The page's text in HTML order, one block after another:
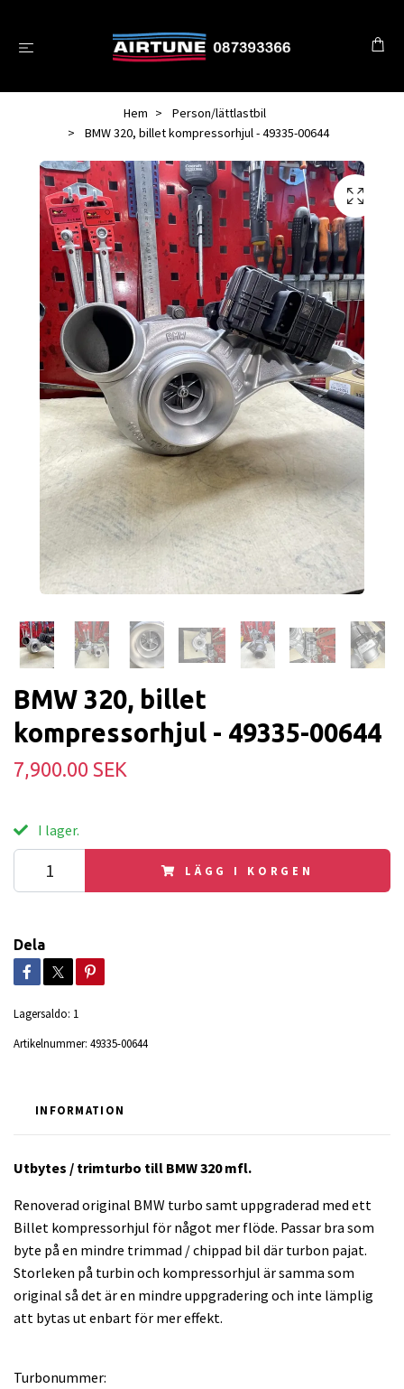
Hem
Person/lättlastbil
BMW 320, billet kompressorhjul - 49335-00644
BMW 320, billet
kompressorhjul - 49335-00644
7,900.00 SEK
I lager.
LÄGG I KORGEN
Dela
Lagersaldo: 1
Artikelnummer: 49335-00644
INFORMATION
Utbytes / trimturbo till BMW 320 mfl.
Renoverad original BMW turbo samt uppgraderad med ett
Billet kompressorhjul för något mer flöde. Passar bra som
byte på en mindre trimmad / chippad bil där turbon pajat.
Storleken på turbin och kompressorhjul är samma som
original så det är en mindre uppgradering och inte lämplig
att bytas ut enbart för mer effekt.
Turbonummer: